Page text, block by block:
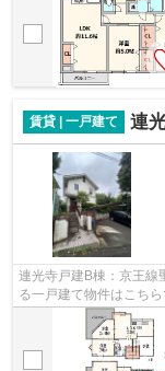
賃貸 | 一戸建て 連
連光寺戸建B棟：京王線
る一戸建て物件はこち
な物件です。2駅利用可